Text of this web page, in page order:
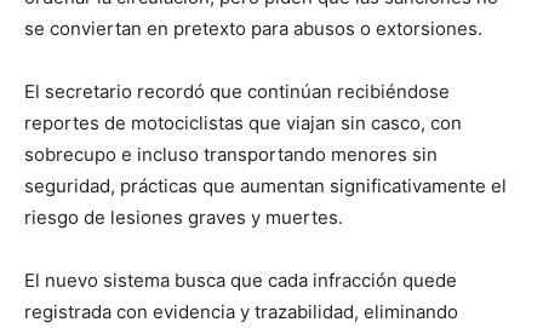
se conviertan en pretexto para abusos o extorsiones.
El secretario recordó que continúan recibiéndose
reportes de motociclistas que viajan sin casco, con
sobrecupo e incluso transportando menores sin
seguridad, prácticas que aumentan significativamente el
riesgo de lesiones graves y muertes.
El nuevo sistema busca que cada infracción quede
registrada con evidencia y trazabilidad, eliminando